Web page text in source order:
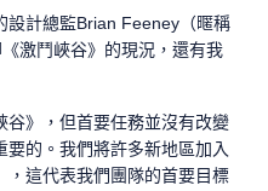
設計總監Brian Feeney（暱稱
激鬥峽谷》的現況，還有我
谷》，但首要任務並沒有改變
的。我們將許多新地區加入
，這代表我們團隊的首要目標